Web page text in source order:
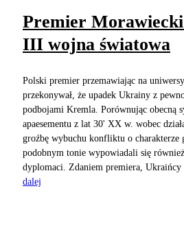
Premier
III wojna światowa
Polski premier przemawiając na
przekonywał, że upadek Ukrainy z
podbojami Kremla. Porównując obecną
apaesementu z lat 30' XX w. wobec
groźbę wybuchu konfliktu o
podobnym tonie wypowiadali się
dyplomaci. Zdaniem premiera, Ukraińcy
dalej